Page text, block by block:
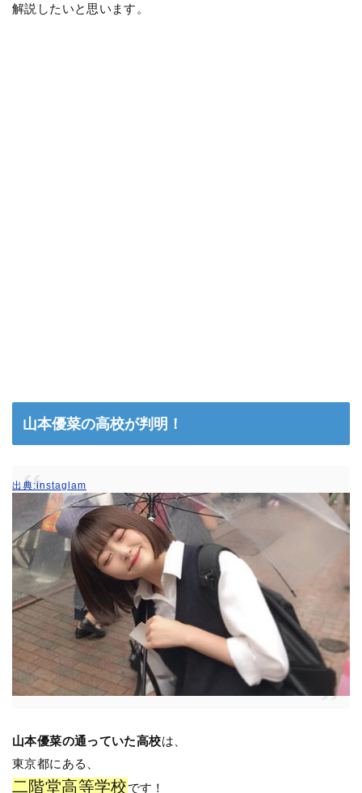
解説したいと思います。
山本優菜の高校が判明！
出典:instaglam
山本優菜の通っていた高校は、
東京都にある、
二階堂高等学校です！